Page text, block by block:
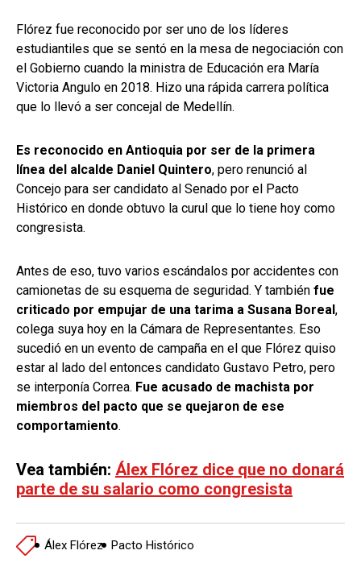
Flórez fue reconocido por ser uno de los líderes
estudiantiles que se sentó en la mesa de negociación con
el Gobierno cuando la ministra de Educación era María
Victoria Angulo en 2018. Hizo una rápida carrera política
que lo llevó a ser concejal de Medellín.
Es reconocido en Antioquia por ser de la primera
línea del alcalde Daniel Quintero, pero renunció al
Concejo para ser candidato al Senado por el Pacto
Histórico en donde obtuvo la curul que lo tiene hoy como
congresista.
Antes de eso, tuvo varios escándalos por accidentes con
camionetas de su esquema de seguridad. Y también fue
criticado por empujar de una tarima a Susana Boreal,
colega suya hoy en la Cámara de Representantes. Eso
sucedió en un evento de campaña en el que Flórez quiso
estar al lado del entonces candidato Gustavo Petro, pero
se interponía Correa. Fue acusado de machista por
miembros del pacto que se quejaron de ese
comportamiento.
Vea también: Álex Flórez dice que no donará
parte de su salario como congresista
Álex Flórez Pacto Histórico